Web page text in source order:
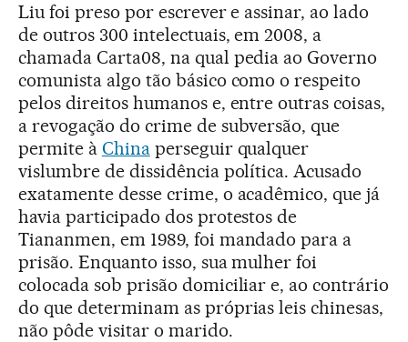
Liu foi preso por escrever e assinar, ao lado
de outros 300 intelectuais, em 2008, a
chamada Carta08, na qual pedia ao Governo
comunista algo tão básico como o respeito
pelos direitos humanos e, entre outras coisas,
a revogação do crime de subversão, que
permite à Chinaperseguir qualquer
vislumbre de dissidência política. Acusado
exatamente desse crime, o acadêmico, que já
havia participado dos protestos de
Tiananmen, em 1989, foi mandado para a
prisão. Enquanto isso, sua mulher foi
colocada sob prisão domiciliar e, ao contrário
do que determinam as próprias leis chinesas,
não pôde visitar o marido.